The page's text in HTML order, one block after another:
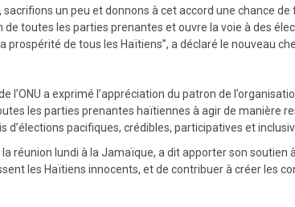
un peu et donnons à cet accord une chance
toutes les parties prenantes et ouvre la voie à des
de tous les Haïtiens”, a déclaré le nouveau
a exprimé l’appréciation du patron de
les parties prenantes haïtiennes à agir de manière
pacifiques, crédibles, participatives et
réunion lundi à la Jamaïque, a dit apporter son
les Haïtiens innocents, et de contribuer à créer les